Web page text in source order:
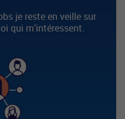
je reste en veille sur
qui m’intéressent.